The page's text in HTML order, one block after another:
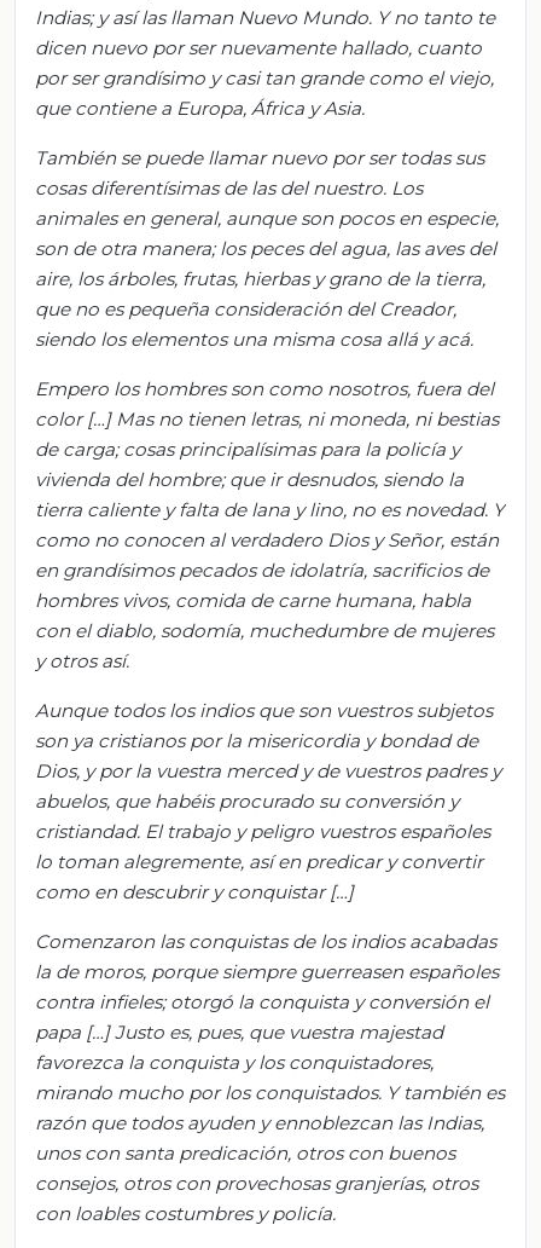
Indias; y así las llaman Nuevo Mundo. Y no tanto te
dicen nuevo por sernuevamente hallado, cuanto
por ser grandísimo y casi tan grande como el viejo,
que contiene a Europa, África y Asia.
También se puede llamar nuevo por ser todas sus
cosasdiferentísimasde las del nuestro. Los
animales en general, aunque son pocos en especie,
son de otra manera; los peces del agua, las aves del
aire, los árboles, frutas, hierbas y grano de la tierra,
que no es pequeña consideración del Creador,
siendo los elementos una misma cosa allá y acá.
Empero los hombres son como nosotros, fuera del
color […] Mas no tienen letras, ni moneda, ni bestias
de carga; cosas principalísimas para la policía y
vivienda del hombre; que ir desnudos, siendo la
tierra caliente y falta de lana y lino, no es novedad. Y
como no conocen al verdadero Dios y Señor, están
en grandísimos pecados de idolatría, sacrificios de
hombres vivos, comida de carne humana, habla
con el diablo, sodomía, muchedumbre de mujeres
y otros así.
Aunque todos los indios que son vuestros subjetos
son ya cristianos por la misericordia y bondad de
Dios, y por la vuestra merced y de vuestros padres y
abuelos, que habéis procurado su conversión y
cristiandad. El trabajo y peligro vuestros españoles
lo toman alegremente, así en predicar y convertir
como en descubrir y conquistar […]
Comenzaron las conquistas de los indios acabadas
la de moros, porque siempre guerreasen españoles
contra infieles; otorgó la conquista y conversión el
papa […] Justo es, pues, que vuestra majestad
favorezca la conquista y los conquistadores,
mirando mucho por los conquistados. Y también es
razón que todos ayuden y ennoblezcan las Indias,
unos con santa predicación, otros con buenos
consejos, otros con provechosas granjerías, otros
con loables costumbres y policía.